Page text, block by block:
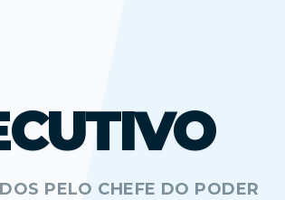
PELO CHEFE DO PODER